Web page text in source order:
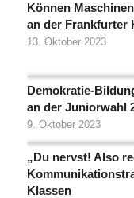
Können
an der Frankfurter
13. Oktober 2023
Demokratie-
an der Juniorwahl
9. Oktober 2023
„Du nervst! Also
Klassen